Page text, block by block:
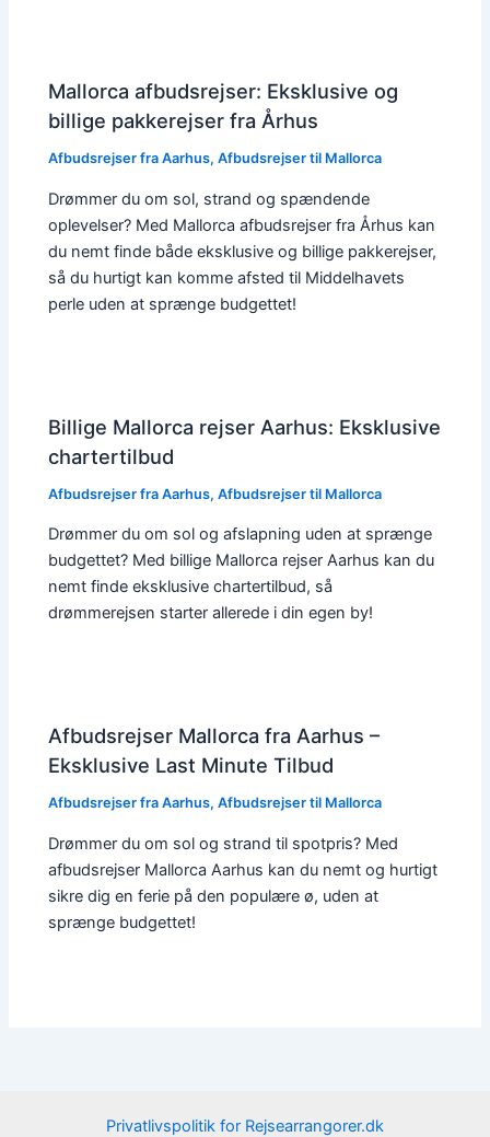
Mallorca afbudsrejser: Eksklusive og
billige pakkerejser fra Århus
Afbudsrejser fra Aarhus,Afbudsrejser til Mallorca
Drømmer du om sol, strand og spændende
oplevelser? Med Mallorca afbudsrejser fra Århus kan
du nemt finde både eksklusive og billige pakkerejser,
så du hurtigt kan komme afsted til Middelhavets
perle uden at sprænge budgettet!
Billige Mallorca rejser Aarhus: Eksklusive
chartertilbud
Afbudsrejser fra Aarhus,Afbudsrejser til Mallorca
Drømmer du om sol og afslapning uden at sprænge
budgettet? Med billige Mallorca rejser Aarhus kan du
nemt finde eksklusive chartertilbud, så
drømmerejsen starter allerede i din egen by!
Afbudsrejser Mallorca fra Aarhus –
Eksklusive Last Minute Tilbud
Afbudsrejser fra Aarhus,Afbudsrejser til Mallorca
Drømmer du om sol og strand til spotpris? Med
afbudsrejser Mallorca Aarhus kan du nemt og hurtigt
sikre dig en ferie på den populære ø, uden at
sprænge budgettet!
Privatlivspolitik for Rejsearrangorer.dk